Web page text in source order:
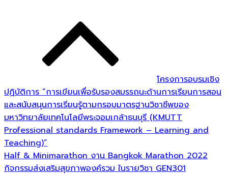
โครงการอบรมเชิง
ปฏิบัติการ “การเขียนเพื่อรับรองสมรรถนะด้านการเรียนการสอน
และสนับสนุนการเรียนรู้ตามกรอบมาตรฐานวิชาชีพของ
มหาวิทยาลัยเทคโนโลยีพระจอมเกล้าธนบุรี (KMUTT
Professional standards Framework – Learning and
Teaching)”
Half & Minimarathon งาน Bangkok Marathon 2022
กิจกรรมส่งเสริมสุขภาพองค์รวม ในรายวิชา GEN301